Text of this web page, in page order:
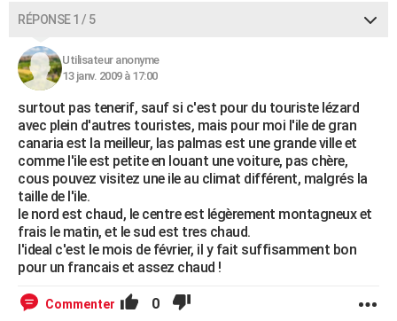
RÉPONSE 1 / 5
Utilisateur anonyme
13 janv. 2009 à 17:00
surtout pas tenerif, sauf si c'est pour du touriste lézard
avec plein d'autres touristes, mais pour moi l'ile de gran
canaria est la meilleur, las palmas est une grande ville et
comme l'ile est petite en louant une voiture, pas chère,
cous pouvez visitez une ile au climat différent, malgrés la
taille de l'ile.
le nord est chaud, le centre est légèrement montagneux et
frais le matin, et le sud est tres chaud.
l'ideal c'est le mois de février, il y fait suffisamment bon
pour un francais et assez chaud !
Commenter 0